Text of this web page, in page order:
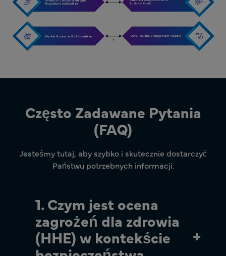
Często Zadawane Pytania
(FAQ)
Jesteśmy tutaj, aby szybko i skutecznie dostarczyć
Państwu potrzebnych informacji.
1. Czym jest ocena
zagrożeń dla zdrowia
(HHE) w kontekście